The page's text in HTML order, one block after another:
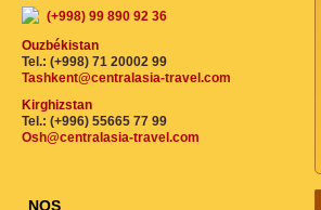
(+998) 99 890 92 36
Ouzbékistan
Tel.: (+998) 71 20002 99
Tashkent@centralasia-travel.com
Kirghizstan
Tel.: (+996) 55665 77 99
Osh@centralasia-travel.com
NOS